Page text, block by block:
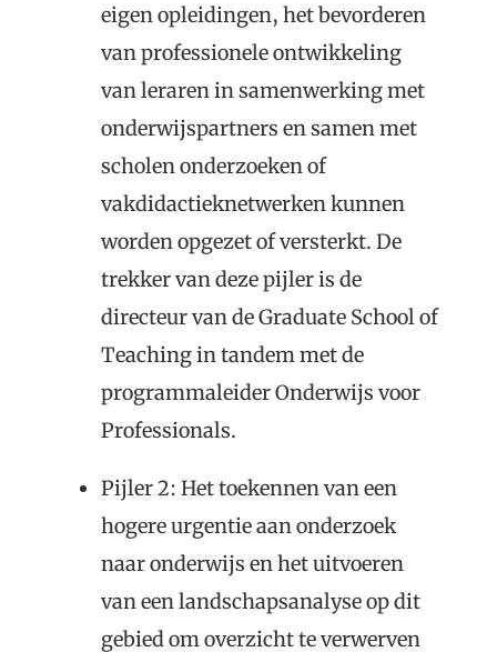
eigen opleidingen, het bevorderen
van professionele ontwikkeling
van leraren in samenwerking met
onderwijspartners en samen met
scholen onderzoeken of
vakdidactieknetwerken kunnen
worden opgezet of versterkt. De
trekker van deze pijler is de
directeur van de Graduate School of
Teaching in tandem met de
programmaleider Onderwijs voor
Professionals.
Pijler 2: Het toekennen van een
hogere urgentie aan onderzoek
naar onderwijs en het uitvoeren
van een landschapsanalyse op dit
gebied om overzicht te verwerven